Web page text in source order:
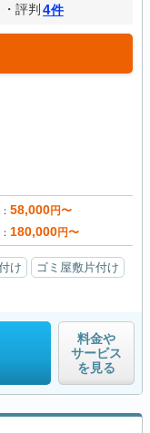
評判 4件
58,000円〜
180,000円〜
け
ゴミ屋敷片付け
料金や
サービス
を見る